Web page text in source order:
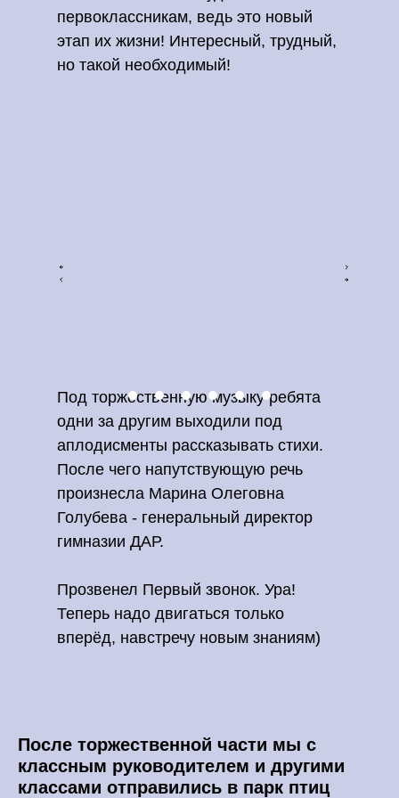
первоклассникам, ведь это новый
этап их жизни! Интересный, трудный,
но такой необходимый!
Под торжественную музыку ребята
одни за другим выходили под
аплодисменты рассказывать стихи.
После чего напутствующую речь
произнесла Марина Олеговна
Голубева - генеральный директор
гимназии ДАР.
Прозвенел Первый звонок. Ура!
Теперь надо двигаться только
вперёд, навстречу новым знаниям)
После торжественной части мы с
классным руководителем и другими
классами отправились в парк птиц